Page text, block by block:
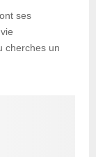
ses
cherches un